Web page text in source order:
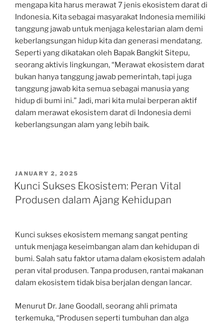
mengapa kita harus merawat 7 jenis ekosistem darat di
Indonesia. Kita sebagai masyarakat Indonesia memiliki
tanggung jawab untuk menjaga kelestarian alam demi
keberlangsungan hidup kita dan generasi mendatang.
Seperti yang dikatakan oleh Bapak Bangkit Sitepu,
seorang aktivis lingkungan, “Merawat ekosistem darat
bukan hanya tanggung jawab pemerintah, tapi juga
tanggung jawab kita semua sebagai manusia yang
hidup di bumi ini.” Jadi, mari kita mulai berperan aktif
dalam merawat ekosistem darat di Indonesia demi
keberlangsungan alam yang lebih baik.
POSTED
ON
JANUARY 2, 2025
Kunci Sukses Ekosistem: Peran Vital
Produsen dalam Ajang Kehidupan
Kunci sukses ekosistem memang sangat penting
untuk menjaga keseimbangan alam dan kehidupan di
bumi. Salah satu faktor utama dalam ekosistem adalah
peran vital produsen. Tanpa produsen, rantai makanan
dalam ekosistem tidak bisa berjalan dengan lancar.
Menurut Dr. Jane Goodall, seorang ahli primata
terkemuka, “Produsen seperti tumbuhan dan alga